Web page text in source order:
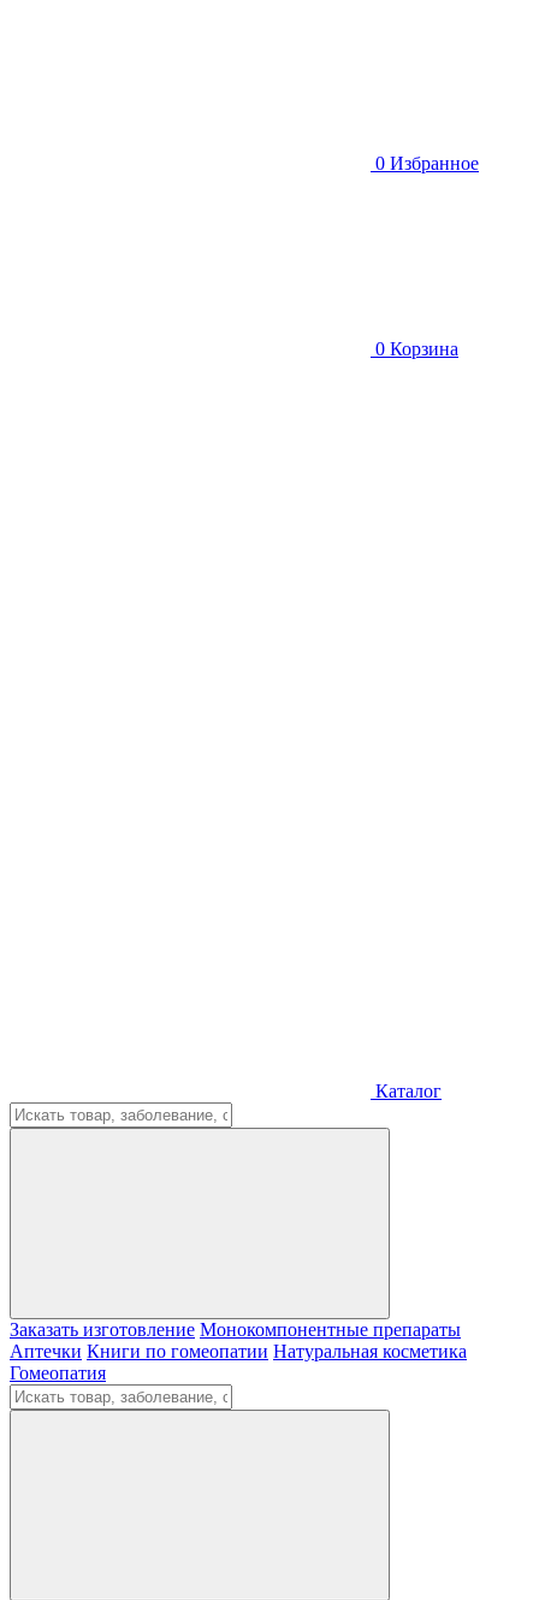
0 Избранное
0 Корзина
Каталог
Заказать изготовление Монокомпонентные препараты
Аптечки Книги по гомеопатии Натуральная косметика
Гомеопатия